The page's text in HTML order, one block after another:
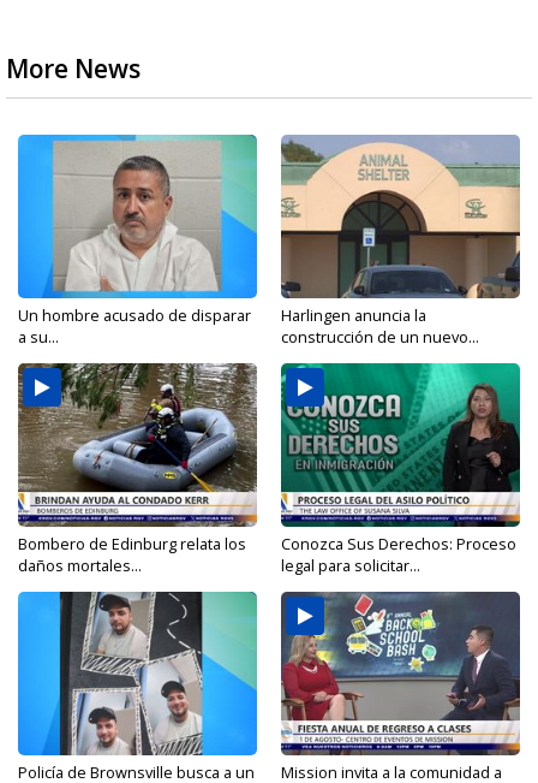
More News
Un hombre acusado de disparar
a su...
Harlingen anuncia la
construcción de un nuevo...
Bombero de Edinburg relata los
daños mortales...
Conozca Sus Derechos: Proceso
legal para solicitar...
Policía de Brownsville busca a un Mission invita a la comunidad a